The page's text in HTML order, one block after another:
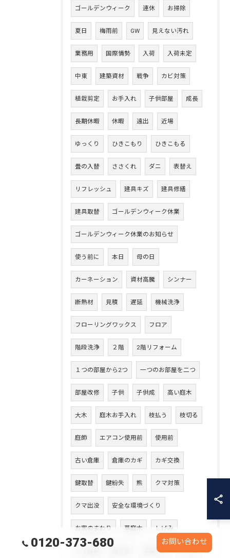
ゴールデンウィーク 連休 お掃除
夏日 梅雨前 GW 見えない汚れ
業務用 国際情勢 入荷 入荷未定
中東 建築資材 戦争 カビ対策
植栽剪定 お手入れ 子供部屋 成長
長期休暇 休暇 遠出 近場
ゆっくり ひきこもり ひきこもる
畳の入替 ささくれ ダニ 表替え
リフレッシュ 建具キズ 建具修繕
建具取替 ゴールデンウィーク休業
ゴールデンウィーク休業のお知らせ
使う前に 本日 母の日
カーネーション 資材高騰 シンナー
断熱材 見積 遅延 機械洗浄
フローリングワックス フロア
階段洗浄 ２階 2階リフォーム
１つの部屋から2つ 一つのお部屋を二つ
部屋改修 子供 子供成 高い庭木
大木 庭木お手入れ 枝払う 枝切る
庭師 エアコン使用前 使用前
古い倉庫 倉庫のカギ カギ交換
鍵取替 鍵紛失 熊 クマ対策
クマ出没 安全な環境づくり
お家のまわり 草庭木 しげみ
木製ドア 入り口
0120-373-680 お問い合わせ